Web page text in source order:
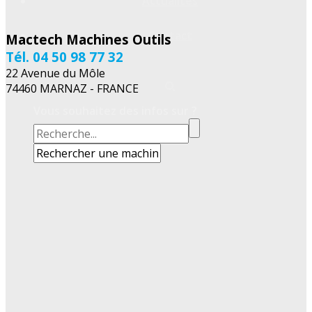
Contact
Mactech Machines Outils
Tél. 04 50 98 77 32
22 Avenue du Môle
74460 MARNAZ - FRANCE